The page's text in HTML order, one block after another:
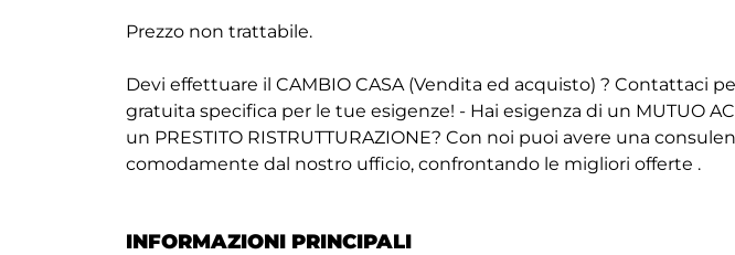
Prezzo non trattabile.
Devi effettuare il CAMBIO CASA (Vendita ed acquisto) ? Contattaci
gratuita specifica per le tue esigenze! - Hai esigenza di un MUTUO
un PRESTITO RISTRUTTURAZIONE? Con noi puoi avere una
comodamente dal nostro ufficio, confrontando le migliori offerte .
INFORMAZIONI PRINCIPALI